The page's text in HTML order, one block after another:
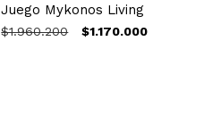
Juego Mykonos Living
$1.960.200 $1.170.000